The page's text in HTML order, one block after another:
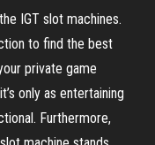
IGT slot machines.
to find the best
private game
only as entertaining
Furthermore,